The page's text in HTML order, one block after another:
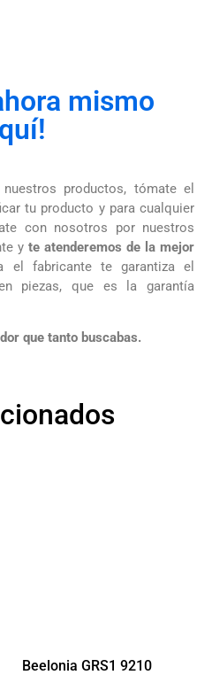
mismo
productos, tómate el
tu producto y para cualquier
con nosotros por nuestros
y te atenderemos de la mejor
el fabricante te garantiza el
piezas, que es la garantía
que tanto buscabas.
Beelonia GRS1 9210